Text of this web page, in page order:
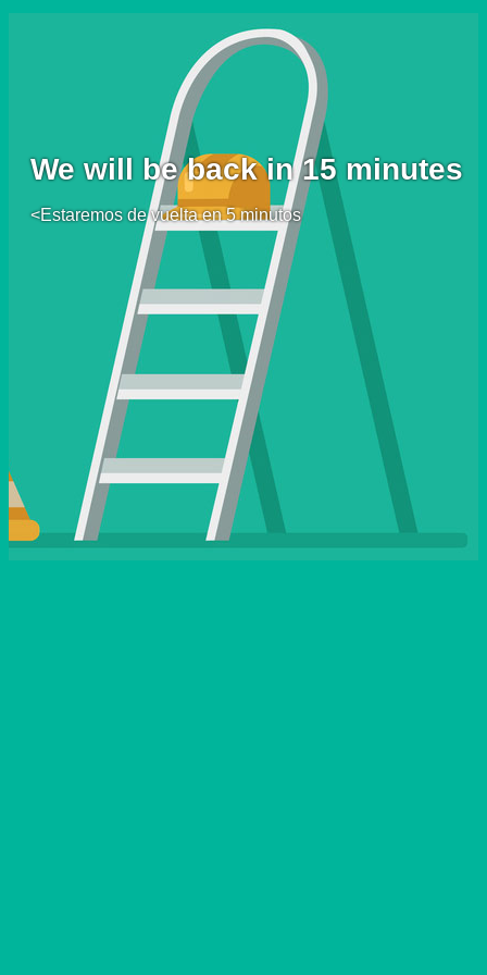
We will be back in 15 minutes
<Estaremos de vuelta en 5 minutos